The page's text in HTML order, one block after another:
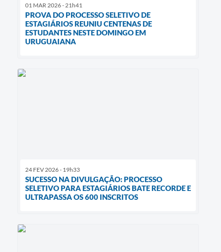
01 MAR 2026 - 21h41
PROVA DO PROCESSO SELETIVO DE
ESTAGIÁRIOS REUNIU CENTENAS DE
ESTUDANTES NESTE DOMINGO EM
URUGUAIANA
24 FEV 2026 - 19h33
SUCESSO NA DIVULGAÇÃO: PROCESSO
SELETIVO PARA ESTAGIÁRIOS BATE RECORDE E
ULTRAPASSA OS 600 INSCRITOS